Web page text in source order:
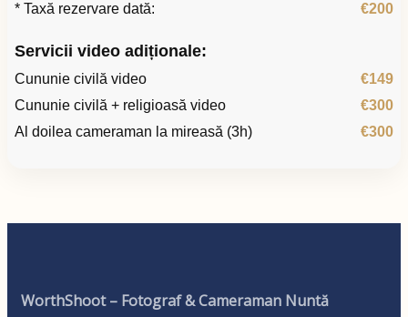
* Taxă rezervare dată: €200
Servicii video adiționale:
Cununie civilă video
€149
Cununie civilă + religioasă video
€300
Al doilea cameraman la mireasă (3h)
€300
WorthShoot – Fotograf & Cameraman Nuntă